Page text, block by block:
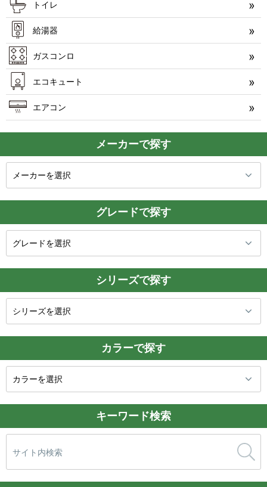
トイレ
給湯器
ガスコンロ
エコキュート
エアコン
メーカーで探す
グレードで探す
シリーズで探す
カラーで探す
キーワード検索
索: